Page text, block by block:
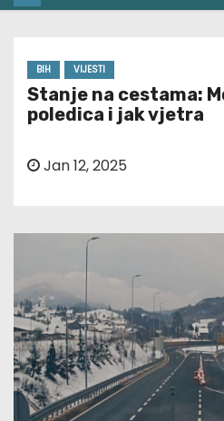
BIH VIJESTI
Stanje na cestama:
poledica i jak vjetra
Jan 12, 2025